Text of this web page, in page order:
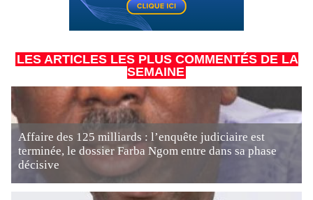
LES ARTICLES LES PLUS COMMENTÉS DE LA
SEMAINE
Affaire des 125 milliards : l’enquête judiciaire est
terminée, le dossier Farba Ngom entre dans sa phase
décisive